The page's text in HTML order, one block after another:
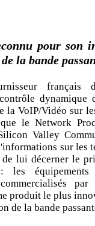
pour son
la bande
français
dynamique
la VoIP/Vidéo sur
le Network
Valley
sur les
lui décerner le
équipements
par
produit le plus
de la bande